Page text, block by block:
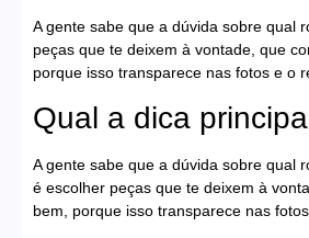
A gente sabe que a dúvida sobre qual
peças que te deixem à vontade, que
porque isso transparece nas fotos e o
Qual a dica
A gente sabe que a dúvida sobre qual
é escolher peças que te deixem à
bem, porque isso transparece nas